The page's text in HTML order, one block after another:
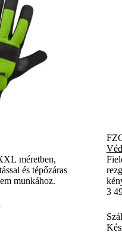
méretben,
és tépőzáras
munkához.
3